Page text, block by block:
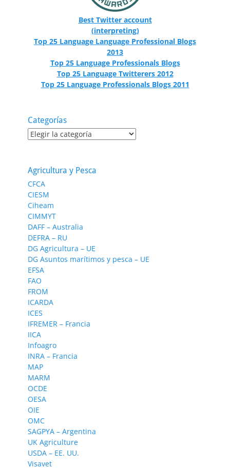
Best Twitter account
(interpreting)
Top 25 Language Language Professional Blogs
2013
Top 25 Language Professionals Blogs
Top 25 Language Twitterers 2012
Top 25 Language Professionals Blogs 2011
Categorías
Categorías
Agricultura y Pesca
CFCA
CIESM
Ciheam
CIMMYT
DAFF – Australia
DEFRA – RU
DG Agricultura – UE
DG Asuntos marítimos y pesca – UE
EFSA
FAO
FROM
ICARDA
ICES
IFREMER – Francia
IICA
Infoagro
INRA – Francia
MAP
MARM
OCDE
OESA
OIE
OMC
SAGPYA – Argentina
UK Agriculture
USDA – EE. UU.
Visavet